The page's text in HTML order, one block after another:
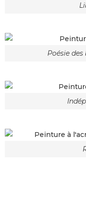
Poésie